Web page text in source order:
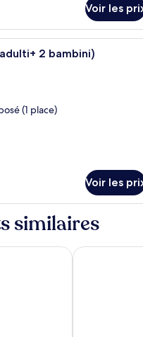
Voir les
Une chambre moderne avec
2 bambini)
(1 place)
Voir les
similaires
Hotel Amalfi